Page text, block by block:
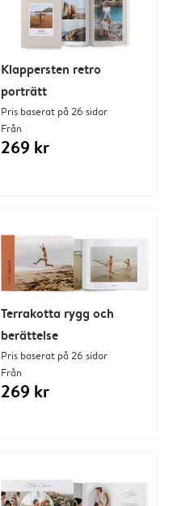
Terrakotta rygg och
berättelse
Pris baserat på 26 sidor
Från
269 kr
Klappersten retro
porträtt
Pris baserat på 26 sidor
Från
269 kr